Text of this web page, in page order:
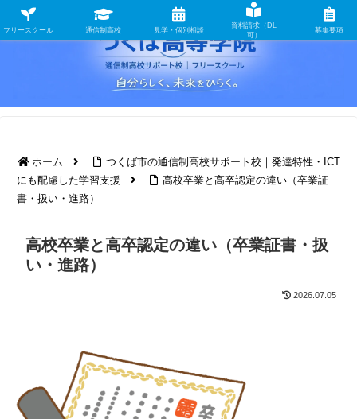
ホーム
つくば市の通信制高校サポート校｜発達特性・ICT
にも配慮した学習支援
高校卒業と高卒認定の違い（卒業証
書・扱い・進路）
高校卒業と高卒認定の違い（卒業証書・扱
い・進路）
2026.07.05
フリースクール 通信制高校 見学・個別相談
資料請求（DL
可）
募集要項